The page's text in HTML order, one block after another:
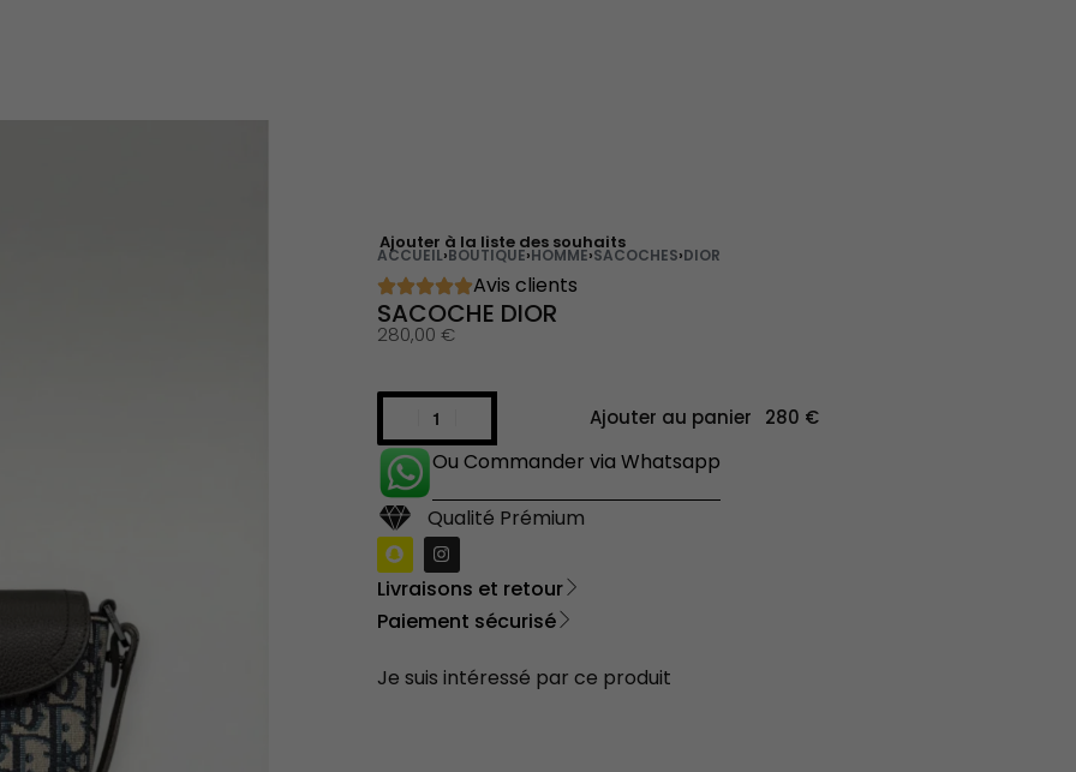
Ajouter à la liste des souhaits
ACCUEIL›BOUTIQUE›HOMME›SACOCHES›DIOR
Avis clients
SACOCHE DIOR
280,00 €
Ajouter au panier
Ou Commander via Whatsapp
Qualité Prémium
Livraisons et retour
Paiement sécurisé
Je suis intéressé par ce produit